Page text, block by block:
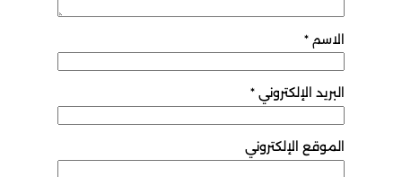
الاسم*
البريد الإلكتروني *
الموقع الإلكتروني